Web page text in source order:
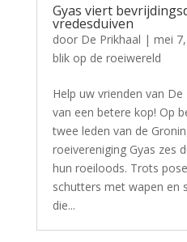
Gyas viert
vredesduiven
door De Prikhaal | mei
blik op de roeiwereld
Help uw vrienden van
van een betere kop! Op
twee leden van de
roeivereniging Gyas zes
hun roeiloods. Trots
schutters met wapen en
die...